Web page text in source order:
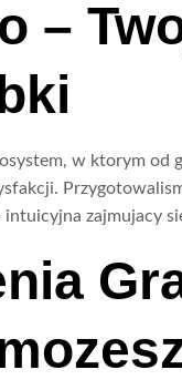
–
w ktorym
zajmujacy